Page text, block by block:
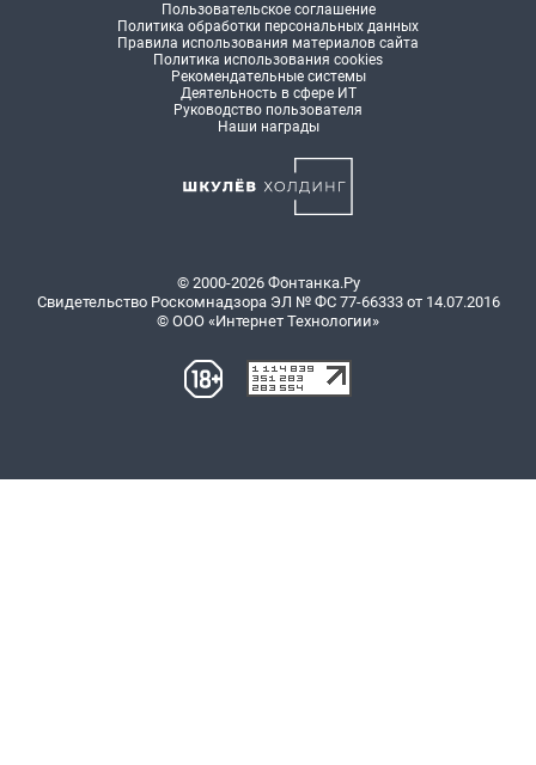
Пользовательское соглашение
Политика обработки персональных данных
Правила использования материалов сайта
Политика использования cookies
Рекомендательные системы
Деятельность в сфере ИТ
Руководство пользователя
Наши награды
© 2000-2026 Фонтанка.Ру
Свидетельство Роскомнадзора ЭЛ № ФС 77-66333 от 14.07.2016
© ООО «Интернет Технологии»